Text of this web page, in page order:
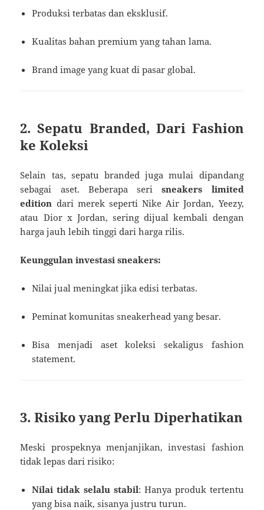
Produksi terbatas dan eksklusif.
Kualitas bahan premium yang tahan lama.
Brand image yang kuat di pasar global.
2. Sepatu Branded, Dari Fashion
ke Koleksi
Selain tas, sepatu branded juga mulai dipandang
sebagai aset. Beberapa serisneakers limited
edition dari merek seperti Nike Air Jordan, Yeezy,
atau Dior x Jordan, sering dijual kembali dengan
harga jauh lebih tinggi dari harga rilis.
Keunggulan investasi sneakers:
Nilai jual meningkat jika edisi terbatas.
Peminat komunitas sneakerhead yang besar.
Bisa menjadi aset koleksi sekaligus fashion
statement.
3. Risiko yang Perlu Diperhatikan
Meski prospeknya menjanjikan, investasi fashion
tidak lepas dari risiko:
Nilai tidak selalu stabil: Hanya produk tertentu
yang bisa naik, sisanya justru turun.